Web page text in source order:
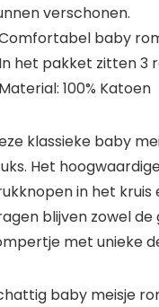
verschonen.
baby
het pakket zitten 3
100% Katoen
klassieke baby
Het
in het kruis
blijven zowel
met unieke
baby meisje